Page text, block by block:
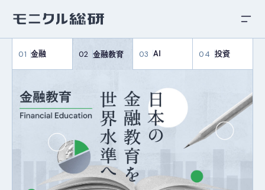
金融 金融教育 AI 投資